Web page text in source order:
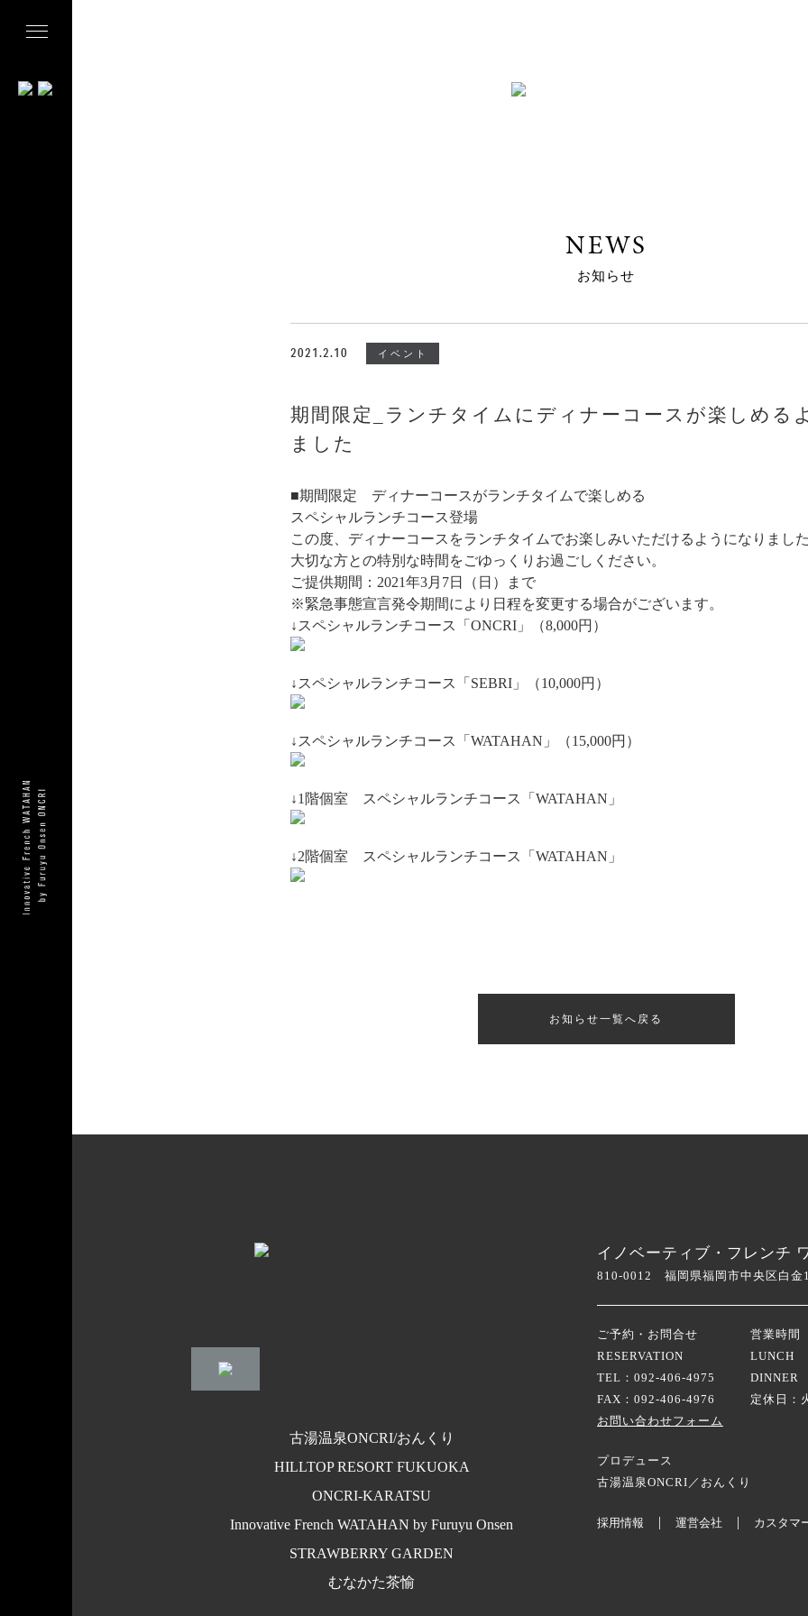
NEWS
お知らせ
2021.2.10 イベント
期間限定_ランチタイムにディナーコースが楽しめる
ました
■期間限定 ディナーコースがランチタイムで楽しめる
スペシャルランチコース登場
この度、ディナーコースをランチタイムでお楽しみいただけるようになりました
大切な方との特別な時間をごゆっくりお過ごしください。
ご提供期間：2021年3月7日（日）まで
※緊急事態宣言発令期間により日程を変更する場合がございます。
↓スペシャルランチコース「ONCRI」（8,000円）
↓スペシャルランチコース「SEBRI」（10,000円）
↓スペシャルランチコース「WATAHAN」（15,000円）
↓1階個室 スペシャルランチコース「WATAHAN」
↓2階個室 スペシャルランチコース「WATAHAN」
お知らせ一覧へ戻る
古湯温泉ONCRI/おんくり
HILLTOP RESORT FUKUOKA
ONCRI‐KARATSU
Innovative French WATAHAN by Furuyu Onsen
STRAWBERRY GARDEN
むなかた茶愉
イノベーティブ・フレンチ
810-0012 福岡県福岡市中央区白金
ご予約・お問合せ
RESERVATION
TEL：092-406-4975
FAX：092-406-4976
お問い合わせフォーム
営業時間
LUNCH
DINNER
定休日：
プロデュース
古湯温泉ONCRI／おんくり
採用情報 | 運営会社 | カスタマ